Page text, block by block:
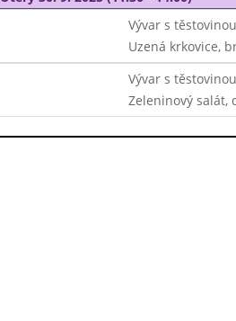
Vývar s těstovinou
Uzená krkovice,
Vývar s těstovinou
Zeleninový salát,